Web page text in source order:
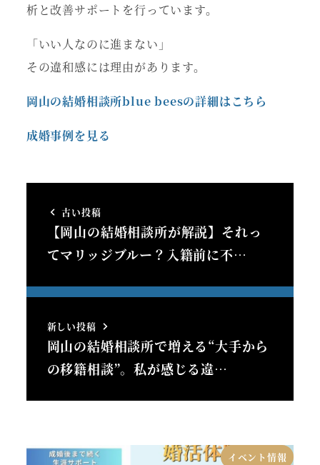
析と改善サポートを行っています。
「いい人なのに進まない」
その違和感には理由があります。
岡山の結婚相談所blue beesの詳細はこちら
成婚事例を見る
古い投稿
【岡山の結婚相談所が解説】それっ
てマリッジブルー？入籍前に不…
新しい投稿
岡山の結婚相談所で増える“大手から
の移籍相談”。私が感じる違…
イベント情報